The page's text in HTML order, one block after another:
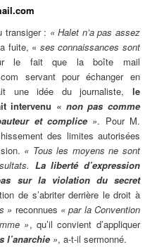
transiger : « Halet n’a pas assez
fuite, « ses connaissances sont
le fait que la boîte mail
servant pour échanger en
une idée du journaliste, le
intervenu « non pas comme
et complice». Pour M.
des limites autorisées
« Tous les moyens ne sont
La liberté d’expression
sur la violation du secret
de s’abriter derrière le droit à
» reconnues « par la Convention
», qu’il convient d’appliquer
l’anarchie », a-t-il sermonné.